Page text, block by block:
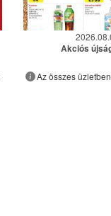
Akciós
Az összes